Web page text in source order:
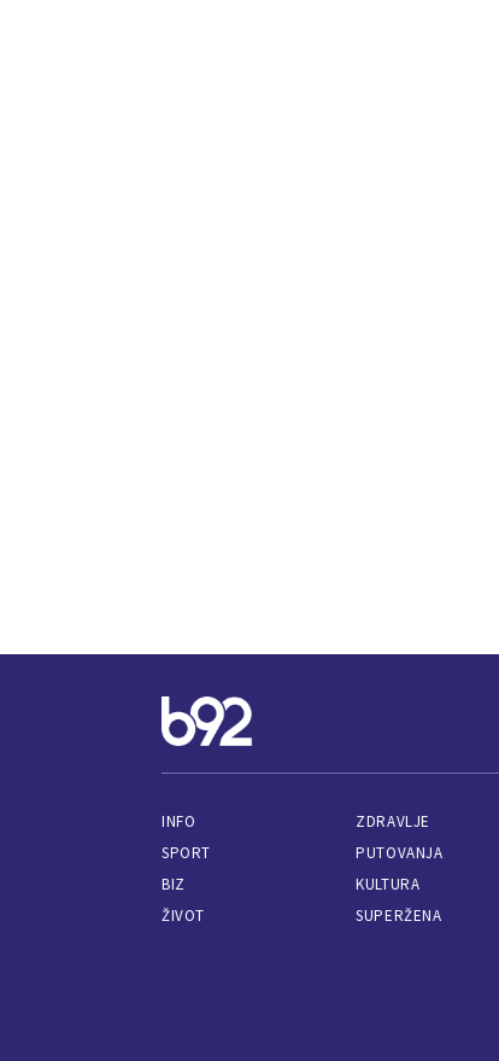
INFO
SPORT
BIZ
ŽIVOT
ZDRAVLJE
PUTOVANJA
KULTURA
SUPERŽENA